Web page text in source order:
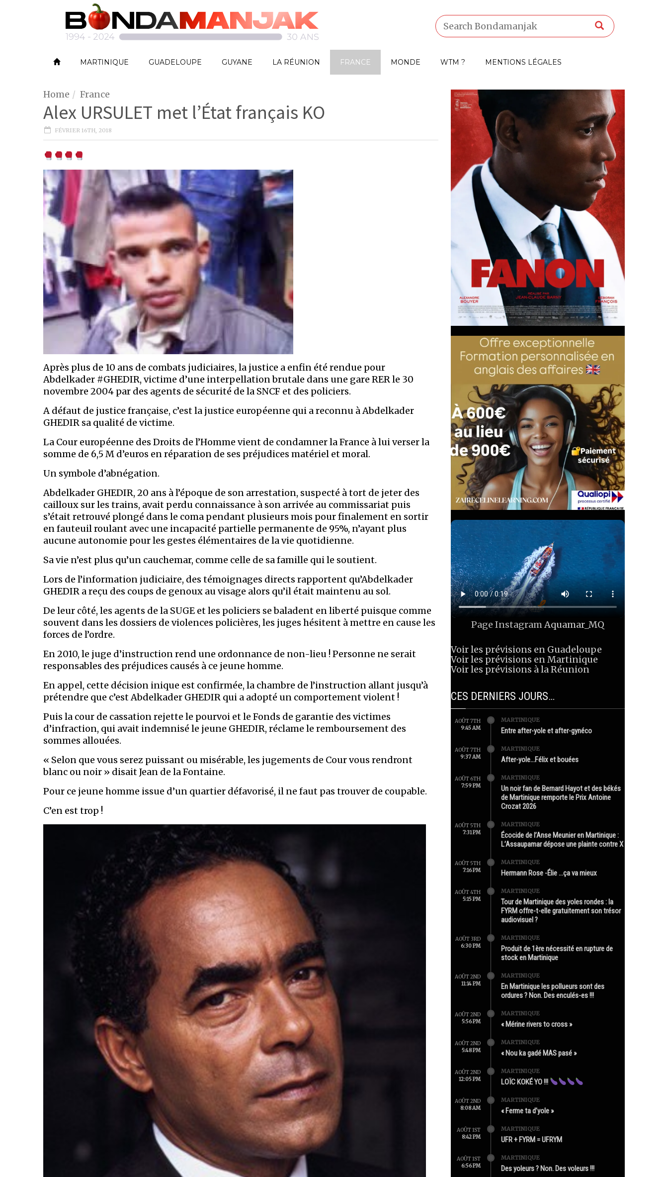
MARTINIQUE GUADELOUPE GUYANE LA RÉUNION FRANCE MONDE WTM ? MENTIONS LÉGALES
Home France
Alex URSULET met l’État français KO
FÉVRIER 16TH, 2018
Après plus de 10 ans de combats judiciaires, la justice a enfin été rendue pour
Abdelkader #GHEDIR, victime d’une interpellation brutale dans une gare RER le 30
novembre 2004 par des agents de sécurité de la SNCF et des policiers.
A défaut de justice française, c’est la justice européenne qui a reconnu à Abdelkader
GHEDIR sa qualité de victime.
La Cour européenne des Droits de l’Homme vient de condamner la France à lui verser la
somme de 6,5 M d’euros en réparation de ses préjudices matériel et moral.
Un symbole d’abnégation.
Abdelkader GHEDIR, 20 ans à l’époque de son arrestation, suspecté à tort de jeter des
cailloux sur les trains, avait perdu connaissance à son arrivée au commissariat puis
s’était retrouvé plongé dans le coma pendant plusieurs mois pour finalement en sortir
en fauteuil roulant avec une incapacité partielle permanente de 95%, n’ayant plus
aucune autonomie pour les gestes élémentaires de la vie quotidienne.
Sa vie n’est plus qu’un cauchemar, comme celle de sa famille qui le soutient.
Lors de l’information judiciaire, des témoignages directs rapportent qu’Abdelkader
GHEDIR a reçu des coups de genoux au visage alors qu’il était maintenu au sol.
De leur côté, les agents de la SUGE et les policiers se baladent en liberté puisque comme
souvent dans les dossiers de violences policières, les juges hésitent à mettre en cause les
forces de l’ordre.
En 2010, le juge d’instruction rend une ordonnance de non-lieu ! Personne ne serait
responsables des préjudices causés à ce jeune homme.
En appel, cette décision inique est confirmée, la chambre de l’instruction allant jusqu’à
prétendre que c’est Abdelkader GHEDIR qui a adopté un comportement violent !
Puis la cour de cassation rejette le pourvoi et le Fonds de garantie des victimes
d’infraction, qui avait indemnisé le jeune GHEDIR, réclame le remboursement des
sommes allouées.
« Selon que vous serez puissant ou misérable, les jugements de Cour vous rendront
blanc ou noir » disait Jean de la Fontaine.
Pour ce jeune homme issue d’un quartier défavorisé, il ne faut pas trouver de coupable.
C’en est trop !
Page InstagramAquamar_MQ
Voir les prévisions en Guadeloupe
Voir les prévisions en Martinique
Voir les prévisions à la Réunion
CES DERNIERS JOURS…
AOÛT 7TH
9:45 AM
MARTINIQUE
Entre after-yole et after-gynéco
AOÛT 7TH
9:37 AM
MARTINIQUE
After-yole…Félix et bouées
AOÛT 6TH
7:59 PM
MARTINIQUE
Un noir fan de Bernard Hayot et des békés
de Martinique remporte le Prix Antoine
Crozat 2026
AOÛT 5TH
7:31 PM
MARTINIQUE
Écocide de l’Anse Meunier en Martinique :
L’Assaupamar dépose une plainte contre X
AOÛT 5TH
7:16 PM
MARTINIQUE
Hermann Rose -Élie …ça va mieux
AOÛT 4TH
5:15 PM
MARTINIQUE
Tour de Martinique des yoles rondes : la
FYRM offre-t-elle gratuitement son trésor
audiovisuel ?
AOÛT 3RD
6:30 PM
MARTINIQUE
Produit de 1ère nécessité en rupture de
stock en Martinique
AOÛT 2ND
11:14 PM
MARTINIQUE
En Martinique les pollueurs sont des
ordures ? Non. Des enculés-es !!!
AOÛT 2ND
5:56 PM
MARTINIQUE
« Mérine rivers to cross »
AOÛT 2ND
5:48 PM
MARTINIQUE
« Nou ka gadé MAS pasé »
AOÛT 2ND
12:05 PM
MARTINIQUE
LOÏC KOKÉ YO !!!
AOÛT 2ND
8:08 AM
MARTINIQUE
« Ferme ta d’yole »
AOÛT 1ST
8:42 PM
MARTINIQUE
UFR + FYRM = UFRYM
AOÛT 1ST
6:56 PM
MARTINIQUE
Des yoleurs ? Non. Des voleurs !!!